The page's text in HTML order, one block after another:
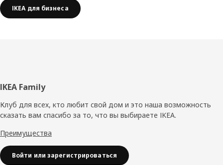
IKEA для бизнеса
Нижний
колонтитул
IKEA Family
Клуб для всех, кто любит свой дом и это наша возможность
сказать вам спасибо за то, что вы выбираете IKEA.
Преимущества
Войти или зарегистрироваться